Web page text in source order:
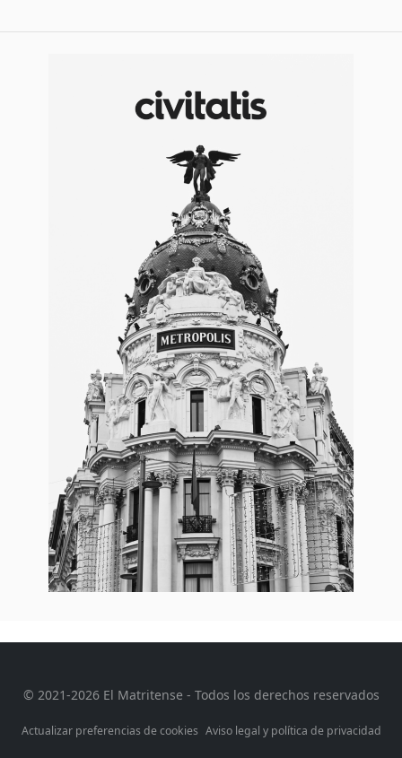
© 2021-2026 El Matritense - Todos los derechos reservados
Actualizar preferencias de cookies Aviso legal y política de privacidad